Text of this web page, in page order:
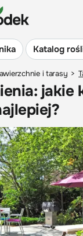
Katalog
i tarasy >
jakie